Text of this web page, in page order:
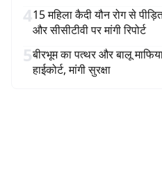
415 महिला कैदी यौन रोग से
और सीसीटीवी पर मांगी रिपोर्ट
5बीरभूम का पत्थर और बालू
हाईकोर्ट, मांगी सुरक्षा